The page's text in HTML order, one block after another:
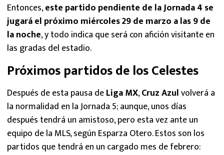
Entonces,este partido pendiente de la Jornada 4 se
jugará el próximo miércoles 29 de marzo a las 9 de
la noche, y todo indica que será con afición visitante en
las gradas del estadio.
Próximos partidos de los Celestes
Después de esta pausa deLiga MX,Cruz Azulvolverá a
la normalidad en la Jornada 5; aunque, unos días
después tendrá un amistoso, pero esta vez ante un
equipo de la MLS, según Esparza Otero. Estos son los
partidos que tendrá en un cargado mes de febrero: